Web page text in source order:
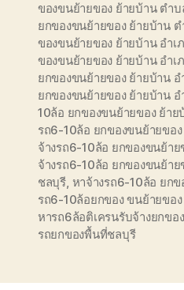
ของขนย้ายของ ย้ายบ้าน ตำ
ยกของขนย้ายของ ย้ายบ้าน ต
ของขนย้ายของ ย้ายบ้าน อำเ
ของขนย้ายของ ย้ายบ้าน อำเ
ยกของขนย้ายของ ย้ายบ้าน อ
ยกของขนย้ายของ ย้ายบ้าน
10ล้อ ยกของขนย้ายของ ย้าย
รถ6-10ล้อ ยกของขนย้ายของ
จ้างรถ6-10ล้อ ยกของขนย้าย
จ้างรถ6-10ล้อ ยกของขนย้าย
ชลบุรี, หาจ้างรถ6-10ล้อ ยก
รถ6-10ล้อยกของ ขนย้ายขอ
หารถ6ล้อติเครนรับจ้างยกข
รถยกของพื้นที่ชลบุรี